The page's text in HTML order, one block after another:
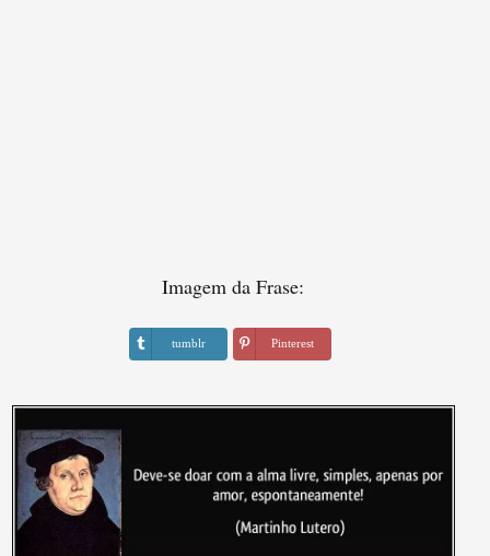
Imagem da Frase:
tumblr Pinterest